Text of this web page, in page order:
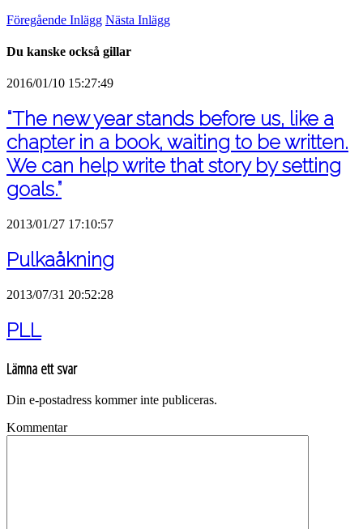
Föregående Inlägg Nästa Inlägg
Du kanske också gillar
2016/01/10 15:27:49
“The new year stands before us, like a
chapter in a book, waiting to be written.
We can help write that story by setting
goals.”
2013/01/27 17:10:57
Pulkaåkning
2013/07/31 20:52:28
PLL
Lämna ett svar
Din e-postadress kommer inte publiceras.
Kommentar